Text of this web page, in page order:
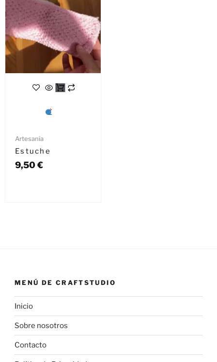
Artesanía
Estuche
9,50€
MENÚ DE CRAFTSTUDIO
Inicio
Sobre nosotros
Contacto